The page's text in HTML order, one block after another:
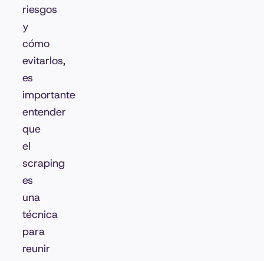
riesgos
y
cómo
evitarlos,
es
importante
entender
que
el
scraping
es
una
técnica
para
reunir